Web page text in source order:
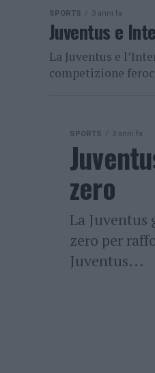
SPORTS 3 anni fa
Juventus e
La Juventus e
competizione
SPORTS 3 anni fa
zero
La
zero per
Juventus...